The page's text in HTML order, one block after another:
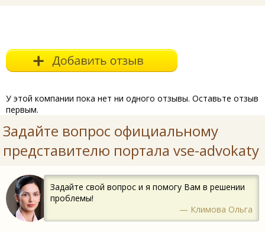
У этой компании пока нет ни одного отзывы. Оставьте отзыв
первым.
Задайте вопрос официальному
представителю портала vse-advokaty
Задайте свой вопрос и я помогу Вам в решении
проблемы!
— Климова Ольга